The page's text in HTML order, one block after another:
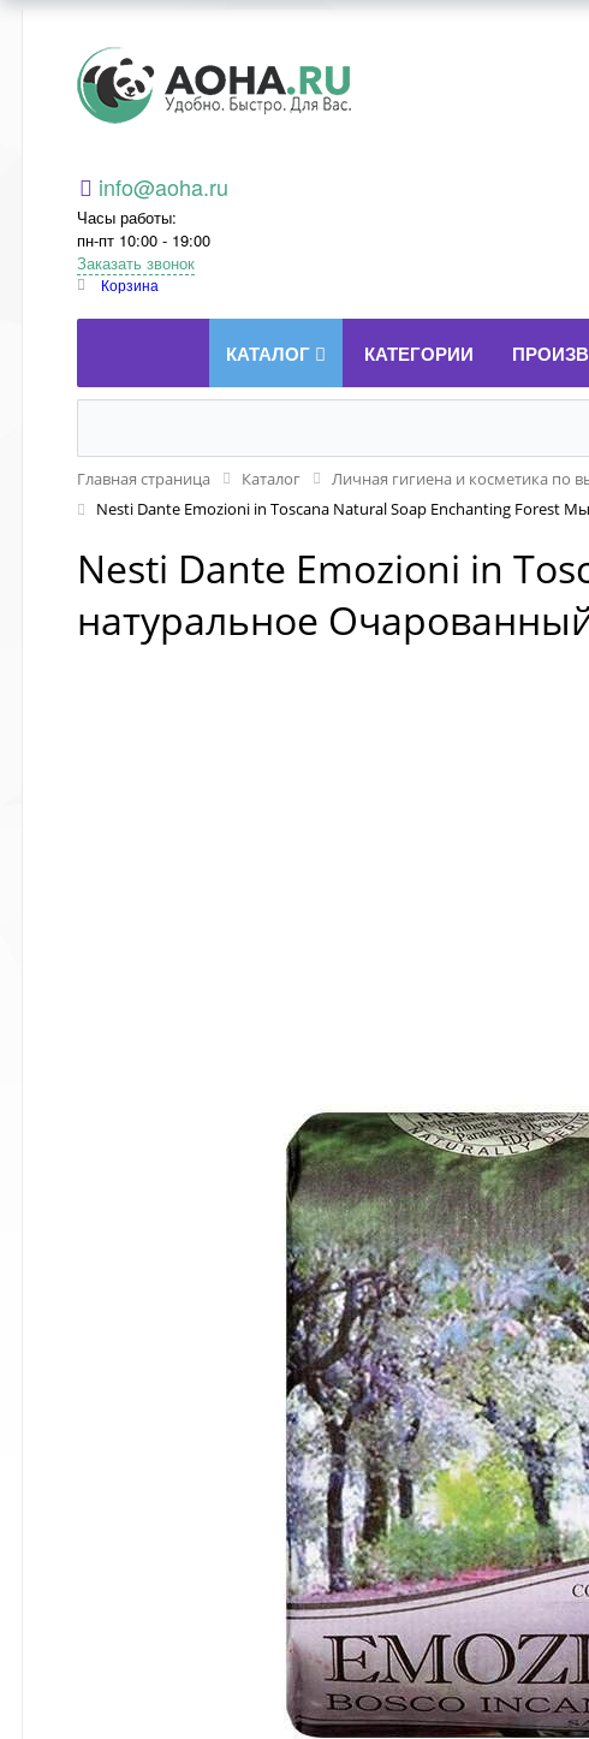
Aoha.ru
info@aoha.ru
Часы работы:
пн-пт 10:00 - 19:00
Заказать звонок
Корзина
КАТАЛОГ КАТЕГОРИИ
Главная страница Каталог Личная гигиена и косметика по
Nesti Dante Emozioni in Toscana Natural Soap Enchanting Forest
Nesti Dante Emozioni in
натуральное